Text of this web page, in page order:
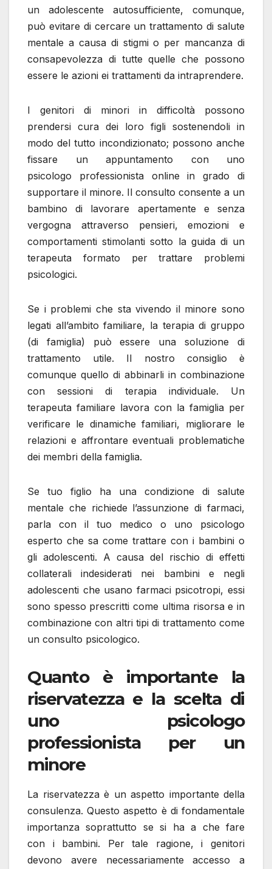
un adolescente autosufficiente, comunque,
può evitare di cercare un trattamento di salute
mentale a causa di stigmi o per mancanza di
consapevolezza di tutte quelle che possono
essere le azioni ei trattamenti da intraprendere.
I genitori di minori in difficoltà possono
prendersi cura dei loro figli sostenendoli in
modo del tutto incondizionato; possono anche
fissare un appuntamento con uno
psicologo professionista online in grado di
supportare il minore. Il consulto consente a un
bambino di lavorare apertamente e senza
vergogna attraverso pensieri, emozioni e
comportamenti stimolanti sotto la guida di un
terapeuta formato per trattare problemi
psicologici.
Se i problemi che sta vivendo il minore sono
legati all’ambito familiare, la terapia di gruppo
(di famiglia) può essere una soluzione di
trattamento utile. Il nostro consiglio è
comunque quello di abbinarli in combinazione
con sessioni di terapia individuale. Un
terapeuta familiare lavora con la famiglia per
verificare le dinamiche familiari, migliorare le
relazioni e affrontare eventuali problematiche
dei membri della famiglia.
Se tuo figlio ha una condizione di salute
mentale che richiede l’assunzione di farmaci,
parla con il tuo medico o uno psicologo
esperto che sa come trattare con i bambini o
gli adolescenti. A causa del rischio di effetti
collaterali indesiderati nei bambini e negli
adolescenti che usano farmaci psicotropi, essi
sono spesso prescritti come ultima risorsa e in
combinazione con altri tipi di trattamento come
un consulto psicologico.
Quanto è importante la
riservatezza e la scelta di
uno psicologo
professionista per un
minore
La riservatezza è un aspetto importante della
consulenza. Questo aspetto è di fondamentale
importanza soprattutto se si ha a che fare
con i bambini. Per tale ragione, i genitori
devono avere necessariamente accesso a